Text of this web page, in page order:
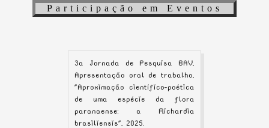
Participação em Eventos
3a Jornada de Pesquisa BAV,
Apresentação oral de trabalho,
"Aproximação científico-poética
de uma espécie da flora
paranaense: a Richardia
brasiliensis", 2025.